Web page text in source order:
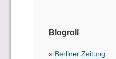
Blogroll
Berliner Zeitung